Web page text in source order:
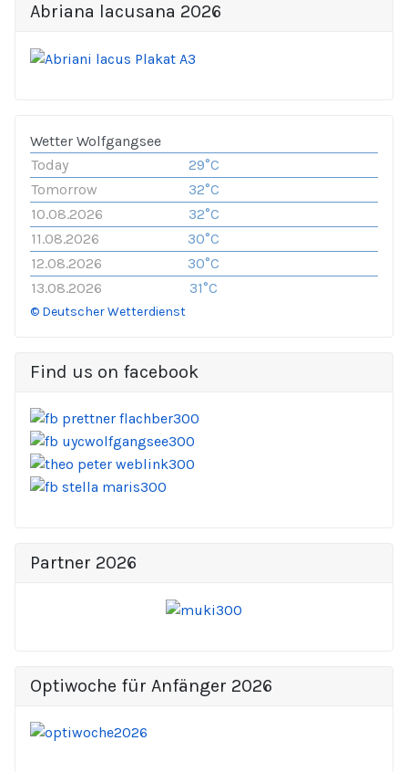
Abriana lacusana 2026
Wetter Wolfgangsee
Today
29°C
Tomorrow
32°C
10.08.2026
32°C
11.08.2026
30°C
12.08.2026
30°C
13.08.2026
31°C
© Deutscher Wetterdienst
Find us on facebook
Partner 2026
Optiwoche für Anfänger 2026